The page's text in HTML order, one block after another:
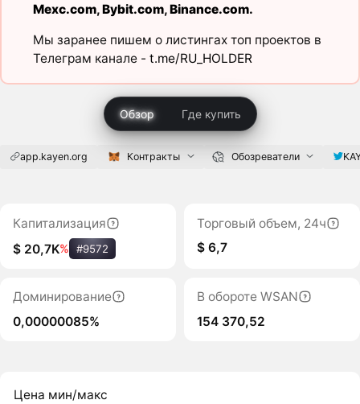
Mexc.com,Bybit.com,Binance.com.
Мы заранее пишем о листингах топ проектов в
Телеграм канале - t.me/RU_HOLDER
Обзор Где купить
app.kayen.org Контракты Обозреватели
Капитализация
$ 20,7K% #9572
Торговый объем, 24ч
$ 6,7
Доминирование
0,00000085%
В обороте WSAN
154 370,52
Цена мин/макс